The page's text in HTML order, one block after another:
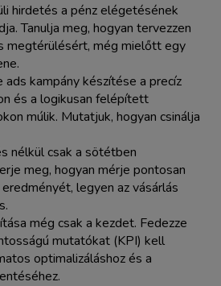
hirdetés a pénz elégetésének
Tanulja meg, hogyan tervezzen
megtérülésért, még mielőtt egy
kampány készítése a precíz
és a logikusan felépített
múlik. Mutatjuk, hogyan csinálja
nélkül csak a sötétben
meg, hogyan mérje pontosan
legyen az vásárlás
még csak a kezdet. Fedezze
mutatókat (KPI) kell
optimalizáláshoz és a